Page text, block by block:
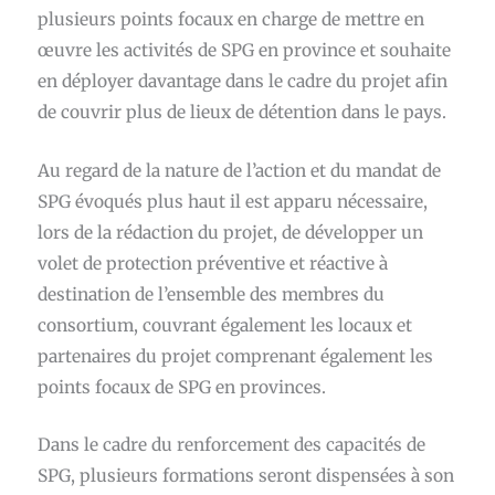
plusieurs points focaux en charge de mettre en
œuvre les activités de SPG en province et souhaite
en déployer davantage dans le cadre du projet afin
de couvrir plus de lieux de détention dans le pays.
Au regard de la nature de l’action et du mandat de
SPG évoqués plus haut il est apparu nécessaire,
lors de la rédaction du projet, de développer un
volet de protection préventive et réactive à
destination de l’ensemble des membres du
consortium, couvrant également les locaux et
partenaires du projet comprenant également les
points focaux de SPG en provinces.
Dans le cadre du renforcement des capacités de
SPG, plusieurs formations seront dispensées à son